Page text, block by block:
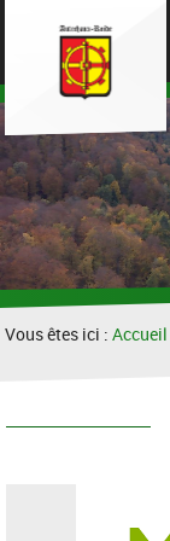
Vous êtes ici :Accueil